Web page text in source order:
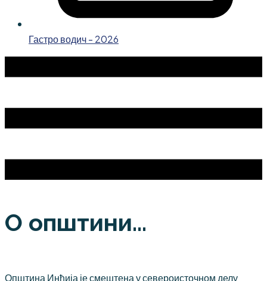
Гастро водич - 2026
О општини...
Општина Инђија је смештена у североисточном делу